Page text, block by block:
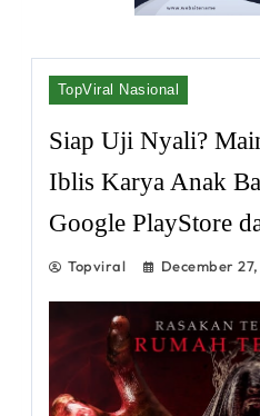
TopViral Nasional
Siap Uji Nyali?
Iblis Karya Anak
Google PlayStore
Topviral December